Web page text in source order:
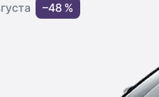
–48 %